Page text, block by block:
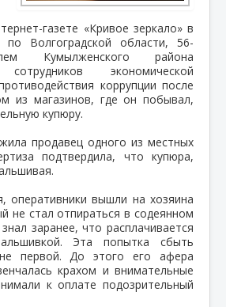
газете «Кривое зеркало» в
Волгоградской области, 56-
Кумылженского района
сотрудников экономической
коррупции после
из магазинов, где он побывал,
купюру.
продавец одного из местных
подтвердила, что купюра,
оперативники вышли на хозяина
не стал отпираться в содеянном
заранее, что расплачивается
Эта попытка сбыть
первой. До этого его афера
крахом и внимательные
к оплате подозрительный